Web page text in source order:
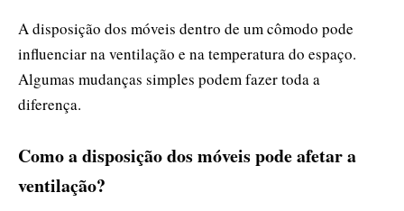
A disposição dos móveis dentro de um cômodo pode
influenciar na ventilação e na temperatura do espaço.
Algumas mudanças simples podem fazer toda a
diferença.
Como a disposição dos móveis pode afetar a
ventilação?